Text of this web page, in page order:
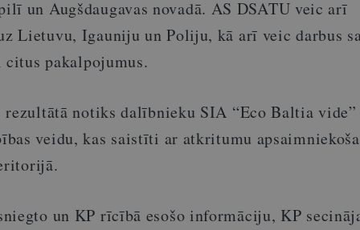
un Augšdaugavas novadā. AS DSATU veic arī
Lietuvu, Igauniju un Poliju, kā arī veic darbus
pakalpojumus.
rezultātā notiks dalībnieku SIA “Eco Baltia vide”
veidu, kas saistīti ar atkritumu
un KP rīcībā esošo informāciju, KP